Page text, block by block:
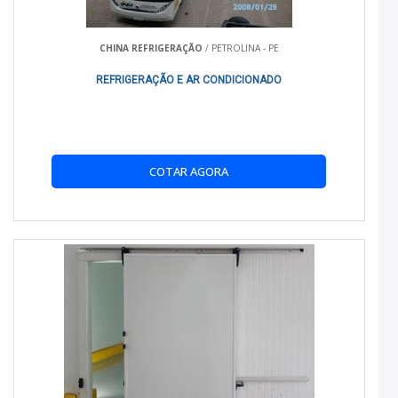
COMO ESCOLHER O APARELHO CERTO PARA MEU
Leve em consideração o tamanho do baú, o tipo de
mercadoria e as condições de transporte. Nossos
DE APARELHO PARA REFRIGERAÇÃO DE BAÚ
QUAIS SÃO OS PRINCIPAIS CUIDADOS COM O
sobrecargas são fundamentais para o bom funcionamento.
OS APARELHOS SÃO ADEQUADOS PARA
INICIANTES NO TRANSPORTE REFRIGERADO?
CHINA REFRIGERAÇÃO / PETROLINA - PE
REFRIGERAÇÃO E AR CONDICIONADO
COTAR AGORA